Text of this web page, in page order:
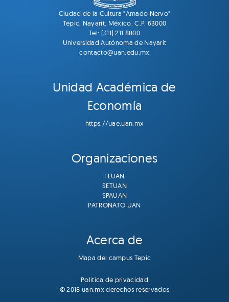
Ciudad de la Cultura "Amado Nervo"
Tepic, Nayarit. México. C.P. 63000
Tel: (311) 211 8800
Universidad Autónoma de Nayarit
contacto@uan.edu.mx
Unidad Académica de
Economía
https://uae.uan.mx
Organizaciones
FEUAN
SETUAN
SPAUAN
PATRONATO UAN
Acerca de
Mapa del campus Tepic
Politica de privacidad
© 2018 uan.mx derechos reservados